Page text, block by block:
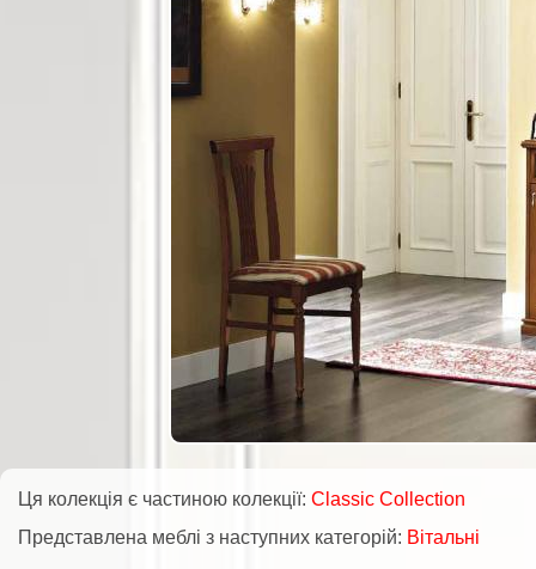
Ця колекція є частиною колекції: Classic Collection
Представлена меблі з наступних категорій: Вітальні